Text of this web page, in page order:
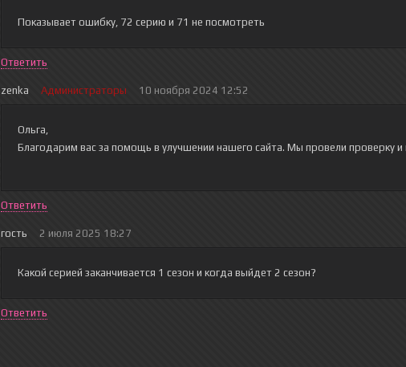
Показывает ошибку, 72 серию и 71 не посмотреть
Ответить
zenka Администраторы 10 ноября 2024 12:52
Ольга,
Благодарим вас за помощь в улучшении нашего сайта. Мы провели проверку
Ответить
гость 2 июля 2025 18:27
Какой серией заканчивается 1 сезон и когда выйдет 2 сезон?
Ответить